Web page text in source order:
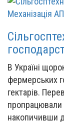
Механізація
В Україні
фермерських
гектарів.
пропрацювали
накопичивши